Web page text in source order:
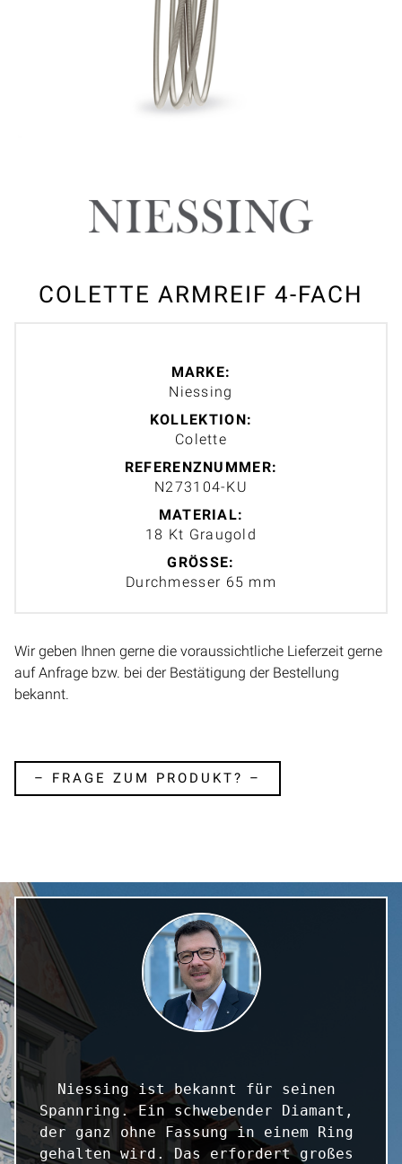
COLETTE ARMREIF 4-FACH
MARKE:
Niessing
KOLLEKTION:
Colette
REFERENZNUMMER:
N273104-KU
MATERIAL:
18 Kt Graugold
GRÖSSE:
Durchmesser 65 mm
Wir geben Ihnen gerne die voraussichtliche Lieferzeit gerne
auf Anfrage bzw. bei der Bestätigung der Bestellung
bekannt.
– FRAGE ZUM PRODUKT? –
Niessing ist bekannt für seinen
Spannring. Ein schwebender Diamant,
der ganz ohne Fassung in einem Ring
gehalten wird. Das erfordert großes